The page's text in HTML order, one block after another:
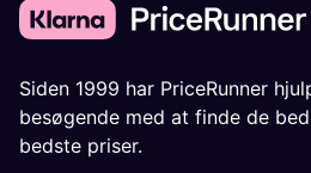
Siden 1999 har PriceRunner
besøgende med at finde de
bedste priser.